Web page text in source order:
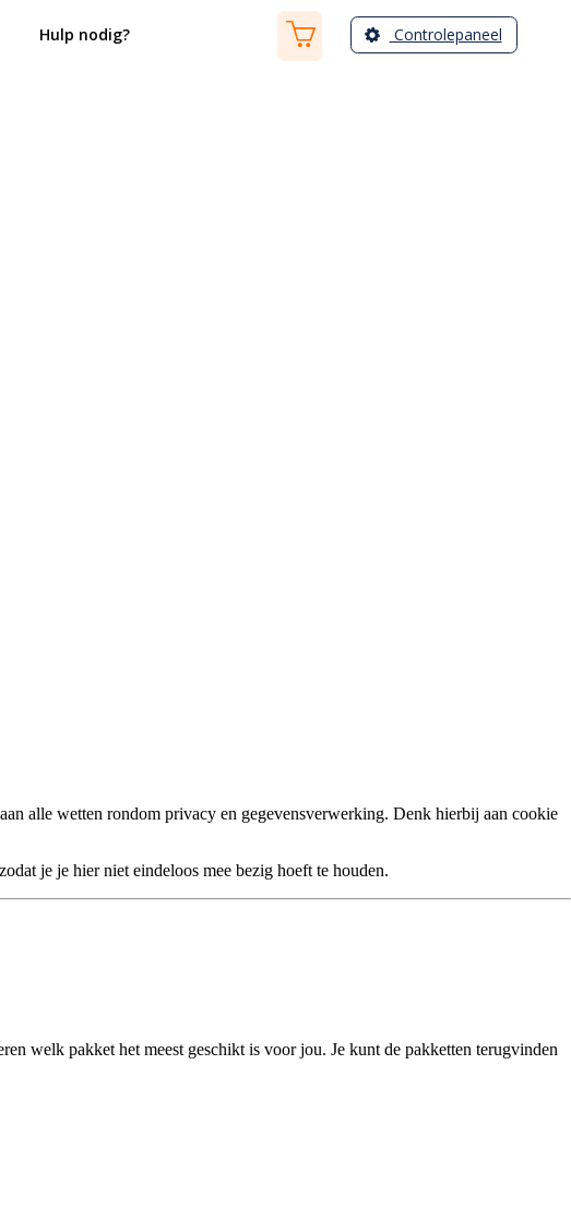
Hulp nodig? Controlepaneel
alle wetten rondom privacy en gegevensverwerking. Denk hierbij aan cookie
je je hier niet eindeloos mee bezig hoeft te houden.
welk pakket het meest geschikt is voor jou. Je kunt de pakketten terugvinden